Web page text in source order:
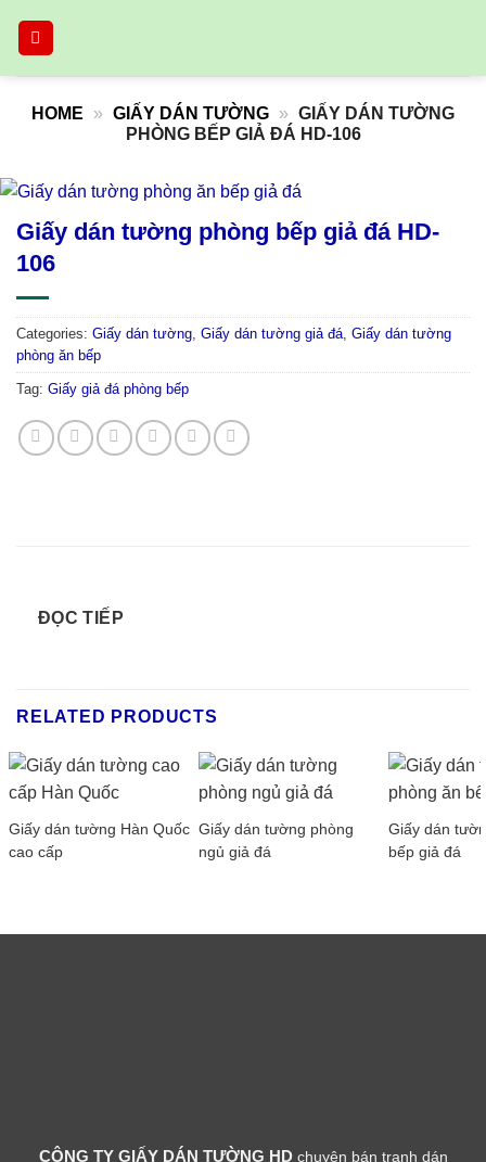
HOME » GIẤY DÁN TƯỜNG » GIẤY DÁN TƯỜNG
PHÒNG BẾP GIẢ ĐÁ HD-106
Giấy dán tường phòng bếp giả đá HD-
106
Categories: Giấy dán tường, Giấy dán tường giả đá, Giấy dán tường
phòng ăn bếp
Tag: Giấy giả đá phòng bếp
ĐỌC TIẾP
RELATED PRODUCTS
Giấy dán tường Hàn Quốc
cao cấp
Giấy dán tường phòng
ngủ giả đá
Giấy dán
bếp giả đá
CÔNG TY GIẤY DÁN TƯỜNG HD chuyên bán tranh dán